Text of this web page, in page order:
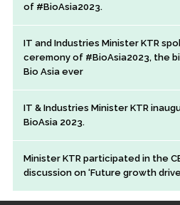
of #BioAsia2023.
IT and Industries Minister KTR
ceremony of #BioAsia2023, the
Bio Asia ever
IT & Industries Minister KTR
BioAsia 2023.
Minister KTR participated in the
discussion on ‘Future growth